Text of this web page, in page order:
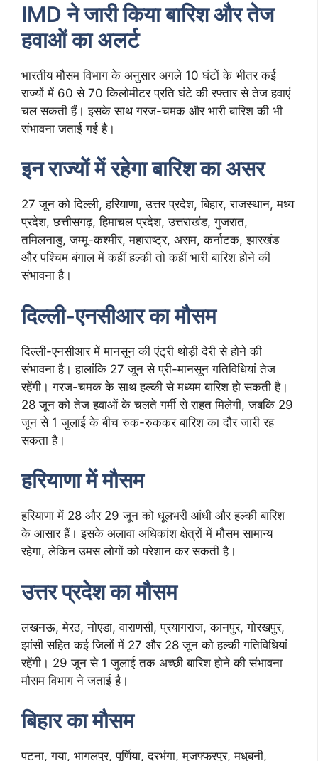
IMD ने जारी किया बारिश और तेज
हवाओं का अलर्ट
भारतीय मौसम विभाग के अनुसार अगले 10 घंटों के भीतर कई
राज्यों में 60 से 70 किलोमीटर प्रति घंटे की रफ्तार से तेज हवाएं
चल सकती हैं। इसके साथ गरज-चमक और भारी बारिश की भी
संभावना जताई गई है।
इन राज्यों में रहेगा बारिश का असर
27 जून को दिल्ली, हरियाणा, उत्तर प्रदेश, बिहार, राजस्थान, मध्य
प्रदेश, छत्तीसगढ़, हिमाचल प्रदेश, उत्तराखंड, गुजरात,
तमिलनाडु, जम्मू-कश्मीर, महाराष्ट्र, असम, कर्नाटक, झारखंड
और पश्चिम बंगाल में कहीं हल्की तो कहीं भारी बारिश होने की
संभावना है।
दिल्ली-एनसीआर का मौसम
दिल्ली-एनसीआर में मानसून की एंट्री थोड़ी देरी से होने की
संभावना है। हालांकि 27 जून से प्री-मानसून गतिविधियां तेज
रहेंगी। गरज-चमक के साथ हल्की से मध्यम बारिश हो सकती है।
28 जून को तेज हवाओं के चलते गर्मी से राहत मिलेगी, जबकि 29
जून से 1 जुलाई के बीच रुक-रुककर बारिश का दौर जारी रह
सकता है।
हरियाणा में मौसम
हरियाणा में 28 और 29 जून को धूलभरी आंधी और हल्की बारिश
के आसार हैं। इसके अलावा अधिकांश क्षेत्रों में मौसम सामान्य
रहेगा, लेकिन उमस लोगों को परेशान कर सकती है।
उत्तर प्रदेश का मौसम
लखनऊ, मेरठ, नोएडा, वाराणसी, प्रयागराज, कानपुर, गोरखपुर,
झांसी सहित कई जिलों में 27 और 28 जून को हल्की गतिविधियां
रहेंगी। 29 जून से 1 जुलाई तक अच्छी बारिश होने की संभावना
मौसम विभाग ने जताई है।
बिहार का मौसम
पटना, गया, भागलपुर, पूर्णिया, दरभंगा, मुजफ्फरपुर, मधुबनी,